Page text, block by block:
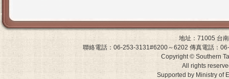
地址：71005 台
聯絡電話：06-253-3131#6200～6202 傳真電話：
Copyright © Southern
All rights
Supported by Ministry of